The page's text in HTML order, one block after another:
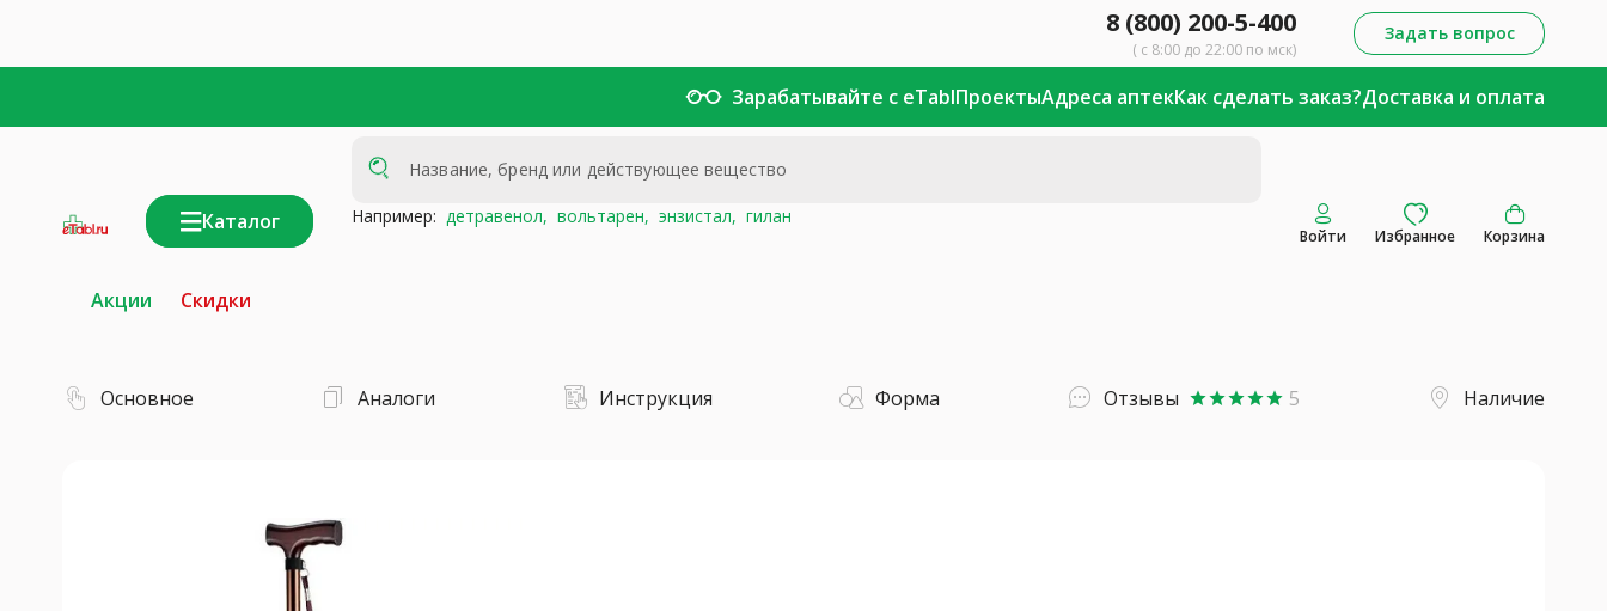
8 (800) 200-5-400
( с 8:00 до 22:00 по мск)
Задать вопрос
Зарабатывайте с eTablПроектыАдреса аптекКак сделать заказ?Доставка и оплата
Каталог Например: детравенол, вольтарен, энзистал, гилан
Войти Избранное Корзина
Акции Скидки
Основное Аналоги Инструкция Форма Отзывы starstarstarstarstar 5 Наличие